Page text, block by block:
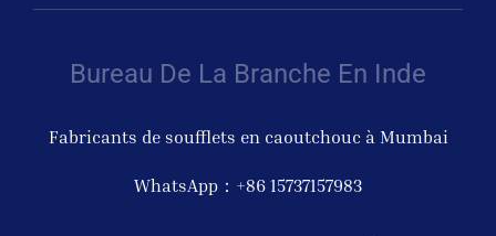
Bureau De La Branche En Inde
Fabricants de soufflets en caoutchouc à Mumbai
WhatsApp：+86 15737157983